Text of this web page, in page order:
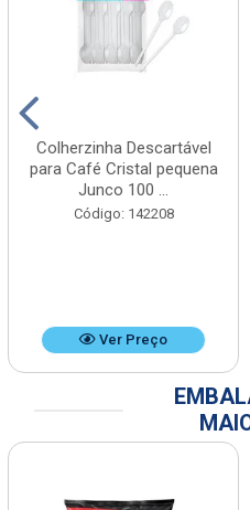
Colherzinha Descartável
para Café Cristal pequena
Junco 100 ...
Código: 142208
Ver Preço